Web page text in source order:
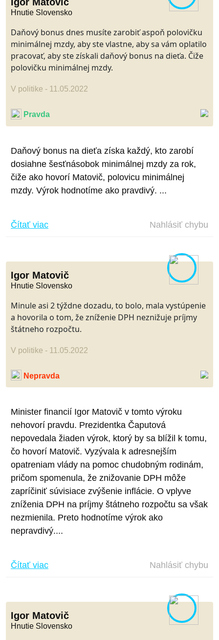
Hnutie Slovensko
Daňový bonus dnes musíte zarobiť aspoň polovičku
minimálnej mzdy, aby ste vlastne, aby sa vám oplatilo
pracovať, aby ste získali daňový bonus na dieťa. Čiže
polovičku minimálnej mzdy.
V politike - 11.05.2022
Pravda
Daňový bonus na dieťa získa každý, kto zarobí
dosiahne šesťnásobok minimálnej mzdy za rok,
čiže ako hovorí Matovič, polovicu minimálnej
mzdy. Výrok hodnotíme ako pravdivý. ...
Čítať viac Nahlásiť chybu
Igor Matovič
Hnutie Slovensko
Minule asi 2 týždne dozadu, to bolo, mala vystúpenie
a hovorila o tom, že zníženie DPH neznižuje príjmy
štátneho rozpočtu.
V politike - 11.05.2022
Nepravda
Minister financií Igor Matovič v tomto výroku
nehovorí pravdu. Prezidentka Čaputová
nepovedala žiaden výrok, ktorý by sa blížil k tomu,
čo hovorí Matovič. Vyzývala k adresnejším
opatreniam vlády na pomoc chudobným rodinám,
pričom spomenula, že znižovanie DPH môže
zapríčiniť súvisiace zvýšenie inflácie. O vplyve
zníženia DPH na príjmy štátneho rozpočtu sa však
nezmienila. Preto hodnotíme výrok ako
nepravdivý....
Čítať viac Nahlásiť chybu
Igor Matovič
Hnutie Slovensko